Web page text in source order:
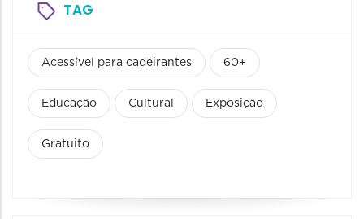
TAG
Acessível para cadeirantes 60+
Educação Cultural Exposição
Gratuito